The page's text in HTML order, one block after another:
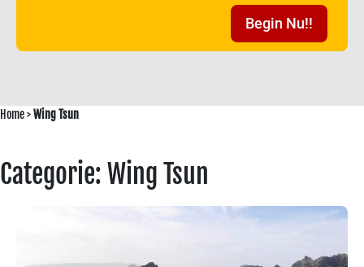
Begin Nu!!
Home>Wing Tsun
Categorie: Wing Tsun